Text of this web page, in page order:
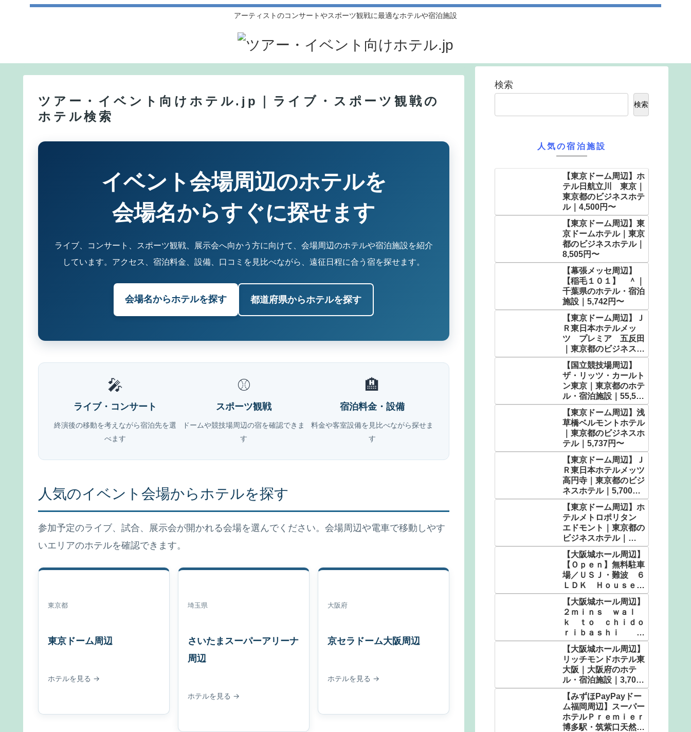
アーティストのコンサートやスポーツ観戦に最適なホテルや宿泊施設
ツアー・イベント向けホテル.jp｜ライブ・スポーツ観戦の
ホテル検索
イベント会場周辺のホテルを
会場名からすぐに探せます
ライブ、コンサート、スポーツ観戦、展示会へ向かう方に向けて、会場周辺のホテルや宿泊施設を紹介
しています。アクセス、宿泊料金、設備、口コミを見比べながら、遠征日程に合う宿を探せます。
会場名からホテルを探す 都道府県からホテルを探す
🎤
ライブ・コンサート
終演後の移動を考えながら宿泊先を選
べます
⚾
スポーツ観戦
ドームや競技場周辺の宿を確認できま
す
🏨
宿泊料金・設備
料金や客室設備を見比べながら探せま
す
人気のイベント会場からホテルを探す
参加予定のライブ、試合、展示会が開かれる会場を選んでください。会場周辺や電車で移動しやす
いエリアのホテルを確認できます。
東京都
東京ドーム周辺
ホテルを見る →
埼玉県
さいたまスーパーアリーナ
周辺
ホテルを見る →
大阪府
京セラドーム大阪周辺
ホテルを見る →
検索
検索
人気の宿泊施設
【東京ドーム周辺】ホ
テル日航立川 東京｜
東京都のビジネスホテ
ル｜4,500円〜
【東京ドーム周辺】東
京ドームホテル｜東京
都のビジネスホテル｜
8,505円〜
【幕張メッセ周辺】
【稲毛１０１】 ＾｜
千葉県のホテル・宿泊
施設｜5,742円〜
【東京ドーム周辺】Ｊ
Ｒ東日本ホテルメッ
ツ プレミア 五反田
｜東京都のビジネスホ
テル｜6,960円〜
【国立競技場周辺】
ザ・リッツ・カールト
ン東京｜東京都のホテ
ル・宿泊施設｜55,592
円〜
【東京ドーム周辺】浅
草橋ベルモントホテル
｜東京都のビジネスホ
テル｜5,737円〜
【東京ドーム周辺】Ｊ
Ｒ東日本ホテルメッツ
高円寺｜東京都のビジ
ネスホテル｜5,700
円〜
【東京ドーム周辺】ホ
テルメトロポリタン
エドモント｜東京都の
ビジネスホテル｜
5,900円〜
【大阪城ホール周辺】
【Ｏｐｅｎ】無料駐車
場／ＵＳＪ・難波 ６
ＬＤＫ Ｈｏｕｓｅ／
民泊｜大阪府のホテ
ル・宿泊施設｜9,280
円〜
【大阪城ホール周辺】
２ｍｉｎｓ ｗａｌ
ｋ ｔｏ ｃｈｉｄｏ
ｒｉｂａｓｈｉ Ｕ
ＳＪ／民泊｜大阪府の
ホテル・宿泊施設｜
5,104円〜
【大阪城ホール周辺】
リッチモンドホテル東
大阪｜大阪府のホテ
ル・宿泊施設｜3,700
円〜
【みずほPayPayドー
ム福岡周辺】スーパー
ホテルＰｒｅｍｉｅｒ
博多駅・筑紫口天然温